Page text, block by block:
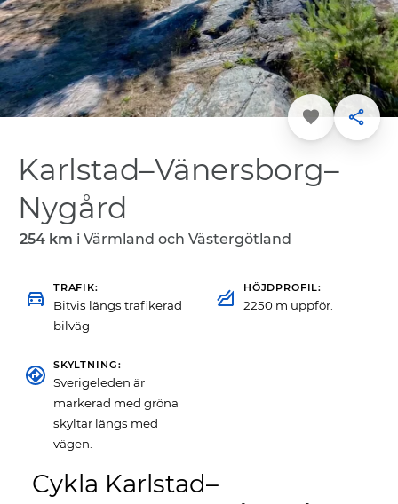
Favorit Dela
Karlstad–Vänersborg–
Nygård
254 km i Värmland och Västergötland
TRAFIK
Bitvis längs trafikerad
bilväg
HÖJDPROFIL
2250 m uppför.
SKYLTNING
Sverigeleden är
markerad med gröna
skyltar längs med
vägen.
Cykla Karlstad–